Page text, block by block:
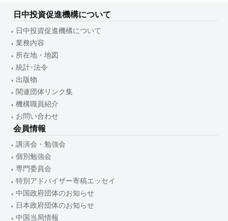
日中投資促進機構について
日中投資促進機構について
業務内容
所在地・地図
統計･法令
出版物
関連団体リンク集
機構職員紹介
お問い合わせ
会員情報
講演会・勉強会
個別勉強会
専門委員会
特別アドバイザー寄稿エッセイ
中国政府団体のお知らせ
日本政府団体のお知らせ
中国当局情報